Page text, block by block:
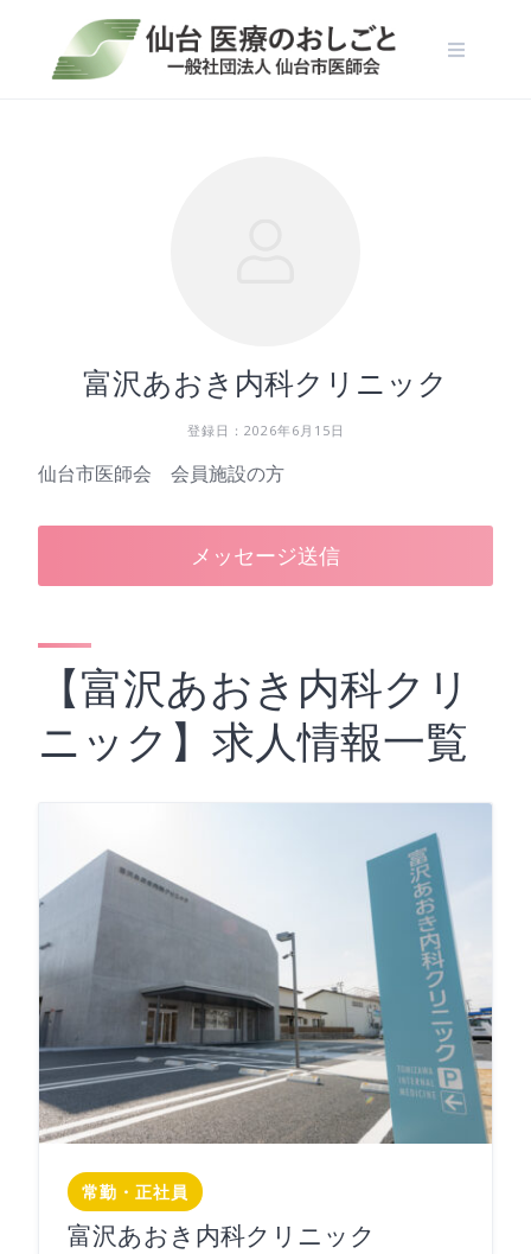
content
富沢あおき内科クリニック
登録日：2026年6月15日
仙台市医師会 会員施設の方
メッセージ送信
【富沢あおき内科クリ
ニック】求人情報一覧
常勤・正社員
富沢あおき内科クリニック